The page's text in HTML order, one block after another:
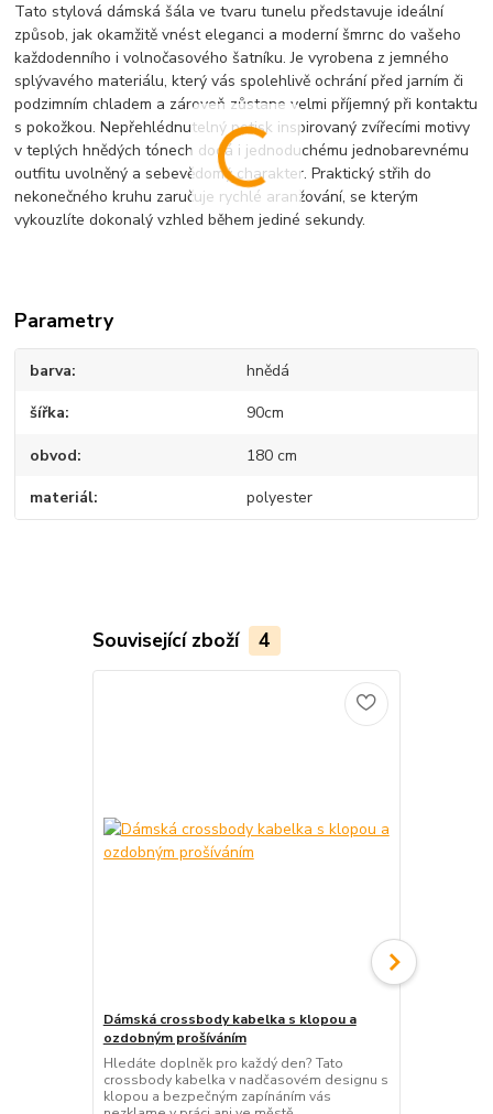
Tato stylová dámská šála ve tvaru tunelu představuje ideální
způsob, jak okamžitě vnést eleganci a moderní šmrnc do vašeho
každodenního i volnočasového šatníku. Je vyrobena z jemného
splývavého materiálu, který vás spolehlivě ochrání před jarním či
podzimním chladem a zároveň zůstane velmi příjemný při kontaktu
s pokožkou. Nepřehlédnutelný potisk inspirovaný zvířecími motivy
v teplých hnědých tónech dodá i jednoduchému jednobarevnému
outfitu uvolněný a sebevědomý charakter. Praktický střih do
nekonečného kruhu zaručuje rychlé aranžování, se kterým
vykouzlíte dokonalý vzhled během jediné sekundy.
Parametry
barva hnědá
šířka 90cm
obvod 180 cm
materiál polyester
Související zboží 4
Dámská crossbody kabelka s klopou a
ozdobným prošíváním
Hledáte doplněk pro každý den? Tato
crossbody kabelka v nadčasovém designu s
klopou a bezpečným zapínáním vás